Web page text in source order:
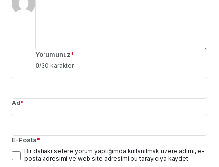
Yorumunuz*
0/30 karakter
Ad*
E-Posta*
Bir dahaki sefere yorum yaptığımda kullanılmak üzere adımı, e-
posta adresimi ve web site adresimi bu tarayıcıya kaydet.